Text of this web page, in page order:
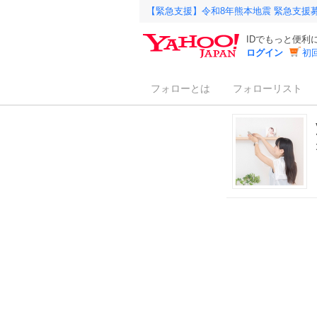
【緊急支援】令和8年熊本地震 緊急支援
IDでもっと便利
ログイン
初
フォローとは フォローリスト